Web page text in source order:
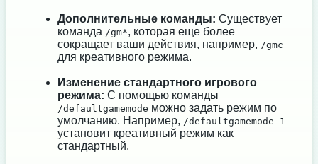
Дополнительные команды: Существует
команда /gm*, которая еще более
сокращает ваши действия, например, /gmc
для креативного режима.
Изменение стандартного игрового
режима: С помощью команды
/defaultgamemode можно задать режим по
умолчанию. Например, /defaultgamemode 1
установит креативный режим как
стандартный.